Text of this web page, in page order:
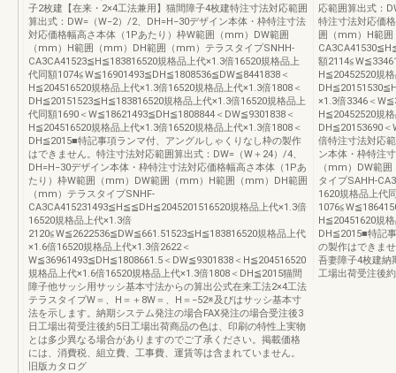
子2枚建【在来・2×4工法兼用】猫間障子4枚建特注寸法対応範囲
算出式：DW=（W−2）/2、DH=H−30デザイン本体・枠特注寸法
対応価格幅高さ本体（1Pあたり）枠W範囲（mm）DW範囲
（mm）H範囲（mm）DH範囲（mm）テラスタイプSNHH-
CA3CA41523≦H≦183816520規格品上代×1.3倍16520規格品上
代同額1074≦W≦16901493≦DH≦1808536≦DW≦8441838＜
H≦204516520規格品上代×1.3倍16520規格品上代×1.3倍1808＜
DH≦20151523≦H≦183816520規格品上代×1.3倍16520規格品上
代同額1690＜W≦18621493≦DH≦1808844＜DW≦9301838＜
H≦204516520規格品上代×1.3倍16520規格品上代×1.3倍1808＜
DH≦2015■特記事項ランマ付、アングルしゃくりなし枠の製作
はできません。特注寸法対応範囲算出式：DW=（W＋24）/4、
DH=H−30デザイン本体・枠特注寸法対応価格幅高さ本体（1Pあ
たり）枠W範囲（mm）DW範囲（mm）H範囲（mm）DH範囲
（mm）テラスタイプSNHF-
CA3CA415231493≦H≦≦DH≦2045201516520規格品上代×1.3倍
16520規格品上代×1.3倍
2120≦W≦2622536≦DW≦661.51523≦H≦183816520規格品上代
×1.6倍16520規格品上代×1.3倍2622＜
W≦36961493≦DH≦1808661.5＜DW≦9301838＜H≦204516520
規格品上代×1.6倍16520規格品上代×1.3倍1808＜DH≦2015猫間
障子他サッシ用サッシ基本寸法からの算出公式在来工法2×4工法
テラスタイプW＝、H＝＋8W＝、H＝−52※及びはサッシ基本寸
法を示します。納期システム発注の場合FAX発注の場合受注後3
日工場出荷受注後約5日工場出荷商品の色は、印刷の特性上実物
とは多少異なる場合がありますのでご了承ください。掲載価格
には、消費税、組立費、工事費、運賃等は含まれていません。
旧版カタログ
応範囲算出式：
特注寸法対応価
囲（mm）H範
額
H≦20452520規
×1.3倍3346＜
H≦20452520規
DH≦20153690
倍特注寸法対応
ン本体・枠特注
（mm）DW範
タイプSAHH-
1620規格品上代
H≦20451620規
DH≦2015■特記
の製作はできま
吾妻障子4枚建納
工場出荷受注後